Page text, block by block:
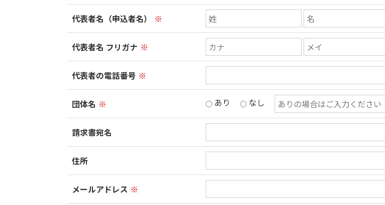
代表者名（申込者名） ※
代表者名 フリガナ ※
代表者の電話番号 ※
団体名 ※ あり なし
請求書宛名
住所
メールアドレス ※